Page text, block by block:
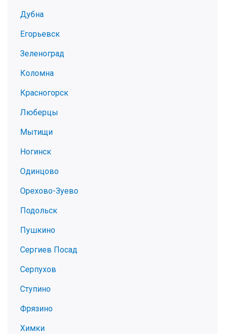
Дубна
Егорьевск
Зеленоград
Коломна
Красногорск
Люберцы
Мытищи
Ногинск
Одинцово
Орехово-Зуево
Подольск
Пушкино
Сергиев Посад
Серпухов
Ступино
Фрязино
Химки